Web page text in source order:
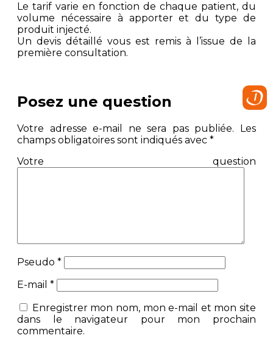
Le tarif varie en fonction de chaque patient, du
volume nécessaire à apporter et du type de
produit injecté.
Un devis détaillé vous est remis à l’issue de la
première consultation.
Posez une question
Votre adresse e-mail ne sera pas publiée.
Les
champs obligatoires sont indiqués avec *
Votre question
Pseudo *
E-mail *
Enregistrer mon nom, mon e-mail et mon site
dans le navigateur pour mon prochain
commentaire.